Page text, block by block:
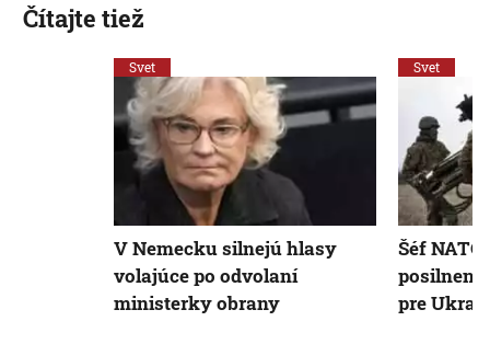
Čítajte tiež
Svet
V Nemecku silnejú hlasy
volajúce po odvolaní
ministerky obrany
Svet
Šéf
pre